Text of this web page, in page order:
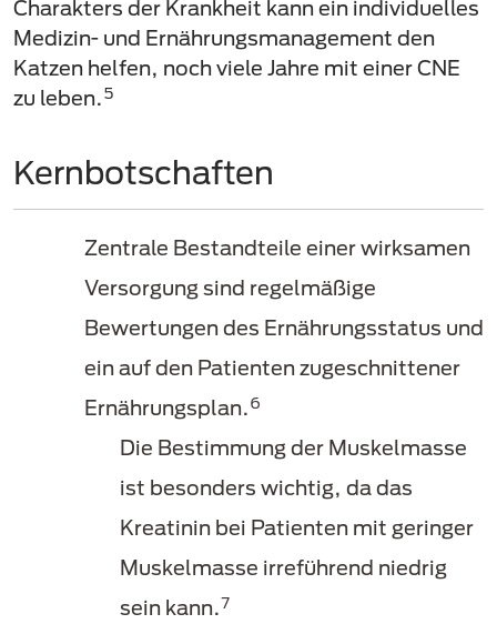
Charakters der Krankheit kann ein individuelles
Medizin- und Ernährungsmanagement den
Katzen helfen, noch viele Jahre mit einer CNE
zu leben.5
Kernbotschaften
Zentrale Bestandteile einer wirksamen
Versorgung sind regelmäßige
Bewertungen des Ernährungsstatus und
ein auf den Patienten zugeschnittener
Ernährungsplan.6
Die Bestimmung der Muskelmasse
ist besonders wichtig, da das
Kreatinin bei Patienten mit geringer
Muskelmasse irreführend niedrig
sein kann.7